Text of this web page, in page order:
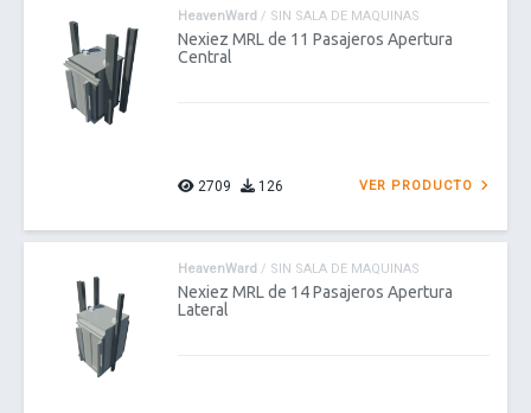
HeavenWard / SIN SALA DE MAQUINAS
Nexiez MRL de 11 Pasajeros Apertura
Central
2709 126 VER PRODUCTO
HeavenWard / SIN SALA DE MAQUINAS
Nexiez MRL de 14 Pasajeros Apertura
Lateral